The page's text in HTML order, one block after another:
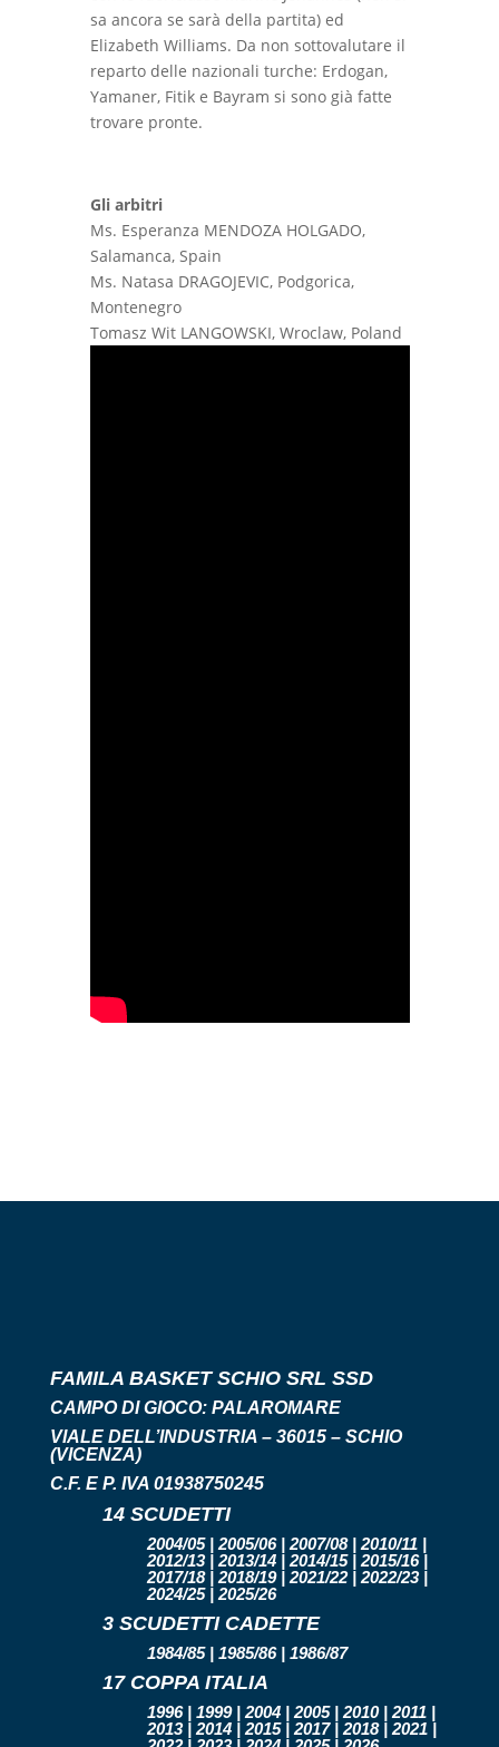
sa ancora se sarà della partita) ed
Elizabeth Williams. Da non sottovalutare il
reparto delle nazionali turche: Erdogan,
Yamaner, Fitik e Bayram si sono già fatte
trovare pronte.
Gli arbitri
Ms. Esperanza MENDOZA HOLGADO,
Salamanca, Spain
Ms. Natasa DRAGOJEVIC, Podgorica,
Montenegro
Tomasz Wit LANGOWSKI, Wroclaw, Poland
FAMILA BASKET SCHIO SRL SSD
CAMPO DI GIOCO: PALAROMARE
VIALE DELL’INDUSTRIA – 36015 – SCHIO
(VICENZA)
C.F. E P. IVA 01938750245
14 SCUDETTI
2004/05 | 2005/06 | 2007/08 | 2010/11 |
2012/13 | 2013/14 | 2014/15 | 2015/16 |
2017/18 | 2018/19 | 2021/22 | 2022/23 |
2024/25 | 2025/26
3 SCUDETTI CADETTE
1984/85 | 1985/86 | 1986/87
17 COPPA ITALIA
1996 | 1999 | 2004 | 2005 | 2010 | 2011 |
2013 | 2014 | 2015 | 2017 | 2018 | 2021 |